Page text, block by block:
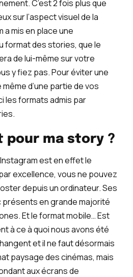
C’est 2 fois plus que
sur l’aspect visuel de la
mis en place une
format des stories, que le
de lui-même sur votre
y fiez pas. Pour éviter une
d’une partie de vos
les formats admis par
pour ma story ?
est en effet le
excellence, vous ne pouvez
depuis un ordinateur. Ses
en grande majorité
Et le format mobile… Est
à ce à quoi nous avons été
et il ne faut désormais
paysage des cinémas, mais
aux écrans de